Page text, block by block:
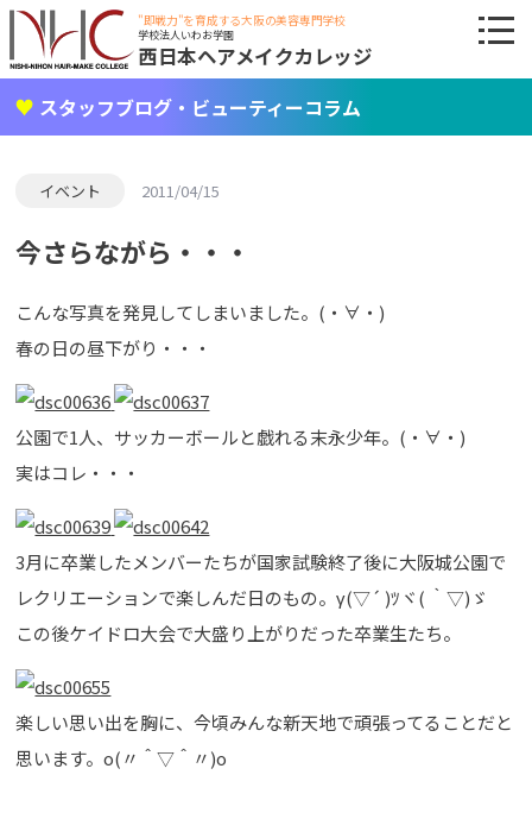
"即戦力"を育成する大阪の美容専門学校
学校法人いわお学園
西日本ヘアメイクカレッジ
スタッフブログ・ビューティーコラム
イベント 2011/04/15
今さらながら・・・
こんな写真を発見してしまいました。(・∀・)
春の日の昼下がり・・・
公園で1人、サッカーボールと戯れる末永少年。(・∀・)
実はコレ・・・
3月に卒業したメンバーたちが国家試験終了後に大阪城公園で
レクリエーションで楽しんだ日のもの。γ(▽´ )ﾂヾ( ｀▽)ゞ
この後ケイドロ大会で大盛り上がりだった卒業生たち。
楽しい思い出を胸に、今頃みんな新天地で頑張ってることだと
思います。o(〃＾▽＾〃)o